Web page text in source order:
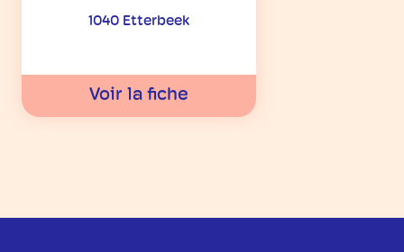
1040 Etterbeek
Voir la fiche